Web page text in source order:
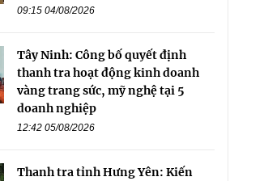
09:15 04/08/2026
Tây Ninh: Công bố quyết định
thanh tra hoạt động kinh doanh
vàng trang sức, mỹ nghệ tại 5
doanh nghiệp
12:42 05/08/2026
Thanh tra tỉnh Hưng Yên: Kiến